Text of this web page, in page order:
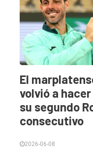
El
volvió a
su segundo
consecutivo
2026-06-08